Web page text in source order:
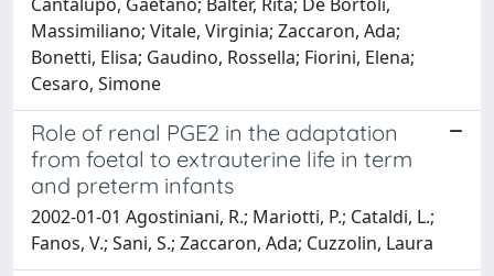
Massimiliano; Vitale, Virginia; Zaccaron, Ada;
Bonetti, Elisa; Gaudino, Rossella; Fiorini, Elena;
Cesaro, Simone
Role of renal PGE2 in the adaptation
from foetal to extrauterine life in term
and preterm infants
2002-01-01 Agostiniani, R.; Mariotti, P.; Cataldi, L.;
Fanos, V.; Sani, S.; Zaccaron, Ada; Cuzzolin, Laura